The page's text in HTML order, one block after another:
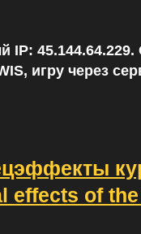
IP: 45.144.64.229.
игру через
effects of